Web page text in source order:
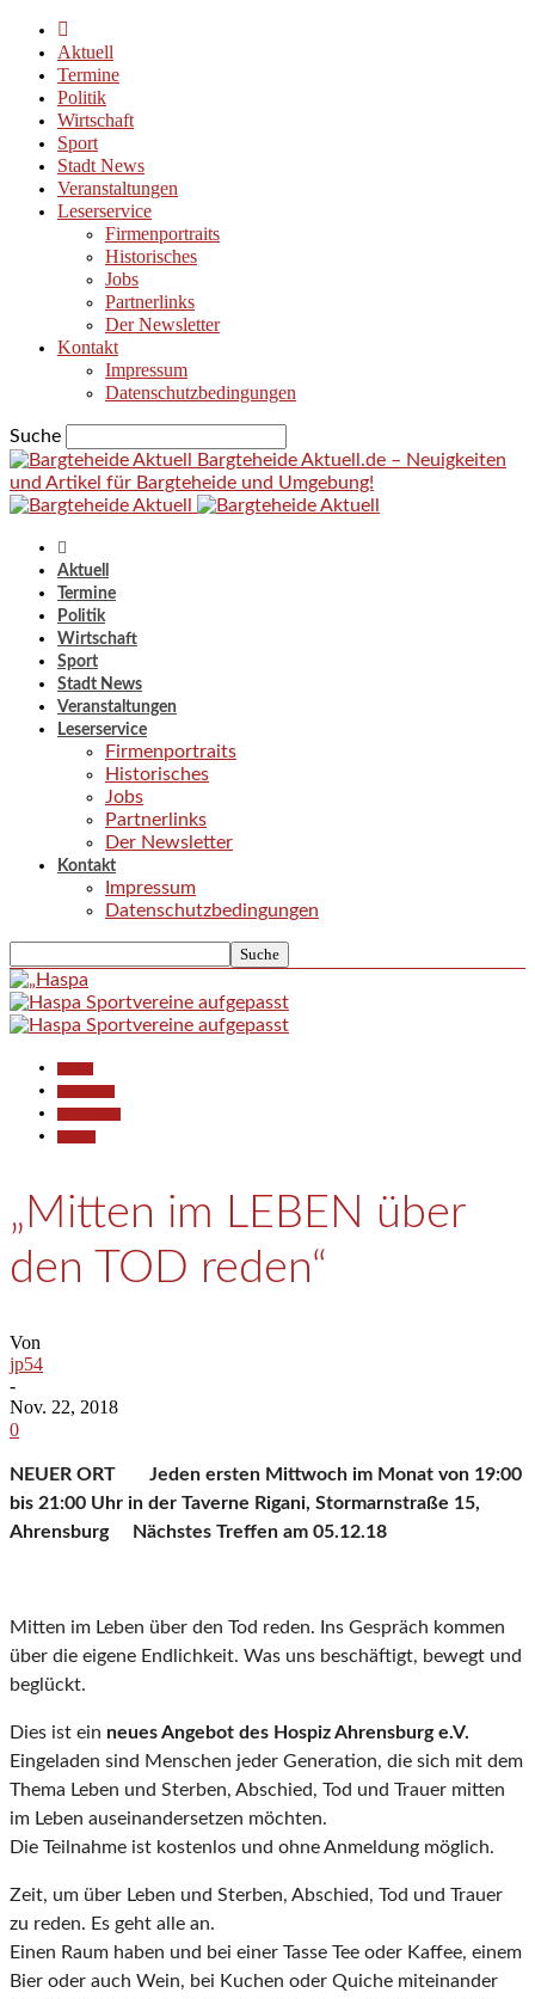
Aktuell
Termine
Politik
Wirtschaft
Sport
Stadt News
Veranstaltungen
Leserservice
Firmenportraits
Historisches
Jobs
Partnerlinks
Der Newsletter
Kontakt
Impressum
Datenschutzbedingungen
Suche
Bargteheide Aktuell.de – Neuigkeiten
und Artikel für Bargteheide und Umgebung!
Aktuell
Termine
Politik
Wirtschaft
Sport
Stadt News
Veranstaltungen
Leserservice
Firmenportraits
Historisches
Jobs
Partnerlinks
Der Newsletter
Kontakt
Impressum
Datenschutzbedingungen
„Mitten im LEBEN über
den TOD reden“
Von
jp54
-
Nov. 22, 2018
0
NEUER ORT Jeden ersten Mittwoch im Monat von 19:00
bis 21:00 Uhr in der Taverne Rigani, Stormarnstraße 15,
Ahrensburg Nächstes Treffen am 05.12.18
Mitten im Leben über den Tod reden. Ins Gespräch kommen
über die eigene Endlichkeit. Was uns beschäftigt, bewegt und
beglückt.
Dies ist ein neues Angebot des Hospiz Ahrensburg e.V.
Eingeladen sind Menschen jeder Generation, die sich mit dem
Thema Leben und Sterben, Abschied, Tod und Trauer mitten
im Leben auseinandersetzen möchten.
Die Teilnahme ist kostenlos und ohne Anmeldung möglich.
Zeit, um über Leben und Sterben, Abschied, Tod und Trauer
zu reden. Es geht alle an.
Einen Raum haben und bei einer Tasse Tee oder Kaffee, einem
Bier oder auch Wein, bei Kuchen oder Quiche miteinander